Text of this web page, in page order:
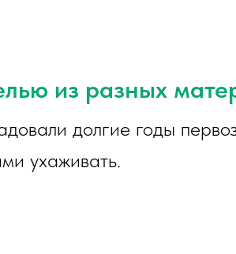
из разных
долгие годы
ухаживать.